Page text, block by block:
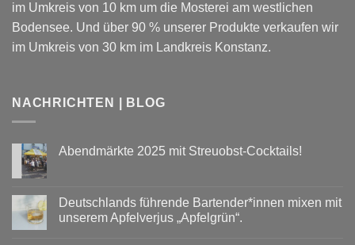
im Umkreis von 10 km um die Mosterei am westlichen
Bodensee. Und über 90 % unserer Produkte verkaufen wir
im Umkreis von 30 km im Landkreis Konstanz.
NACHRICHTEN | BLOG
Abendmärkte 2025 mit Streuobst-Cocktails!
Abendmärkte
2025
mit
Deutschlands führende Bartender*innen mixen mit
unserem Apfelverjus „Apfelgrün“.